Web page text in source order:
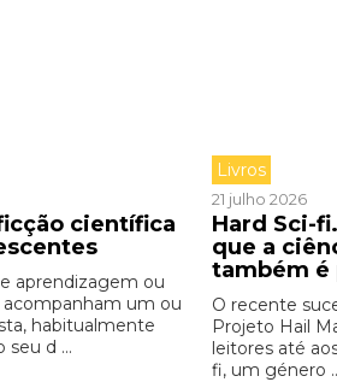
científica
aprendizagem ou
um ou
habitualmente
seu d ...
Livros
21 julho 2026
Hard Sci-
que a
também é
O recente
Projeto Hail
leitores até
fi, um género